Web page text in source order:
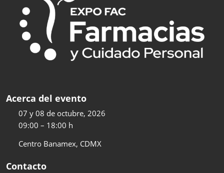
Acerca del evento
07 y 08 de octubre, 2026
09:00 – 18:00 h
Centro Banamex, CDMX
Contacto